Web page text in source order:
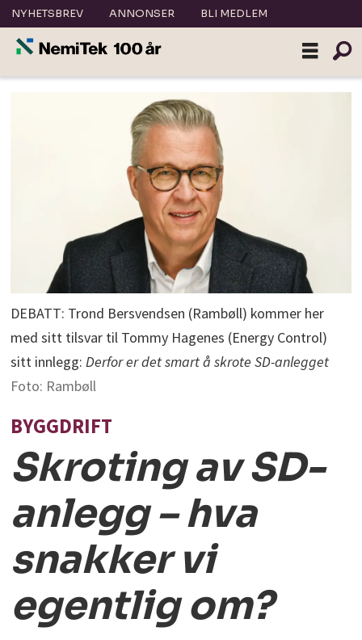
NYHETSBREV ANNONSER BLI MEDLEM
DEBATT: Trond Bersvendsen (Rambøll) kommer her
med sitt tilsvar til Tommy Hagenes (Energy Control)
sitt innlegg:Derfor er det smart å skrote SD-anlegget
Foto: Rambøll
BYGGDRIFT
Skroting av SD-
anlegg – hva
snakker vi
egentlig om?